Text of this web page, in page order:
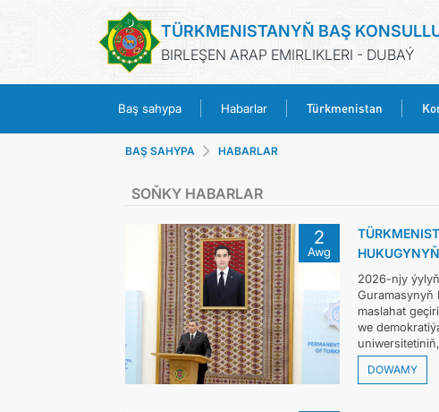
TÜRKMENISTANYŇ BAŞ
BIRLEŞEN ARAP EMIRLIKLERI - DUBAÝ
Baş sahypa Habarlar Türkmenistan
BAŞ SAHYPA HABARLAR
SOŇKY HABARLAR
2
Awg
2026-njy
Guramasynyň
maslahat
we
DOWAMY